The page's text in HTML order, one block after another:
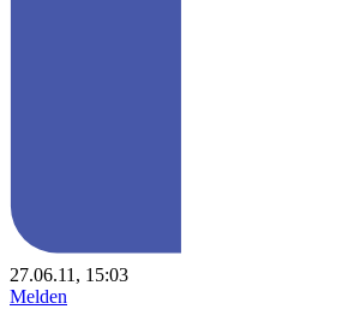
27.06.11, 15:03
Melden